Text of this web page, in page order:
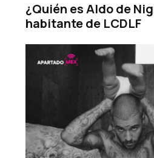
¿Quién es Aldo de
habitante de LCDLF